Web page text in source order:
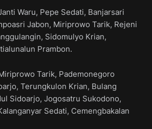
Waru, Pepe Sedati, Banjarsari
Jabon, Miriprowo Tarik, Rejeni
Sidomulyo Krian,
Prambon.
Tarik, Pademonegoro
Terungkulon Krian, Bulang
Sidoarjo, Jogosatru Sukodono,
Sedati, Cemengbakalan